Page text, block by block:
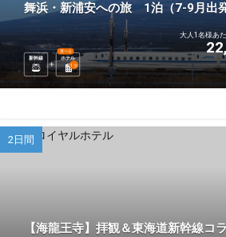
舞浜・新浦安への旅 1泊（7-9月出発
新幹線 ホテル
選べる
1 泊
大人1名様あ
2日間
【海龍王寺】拝観＆東海道新幹線コ